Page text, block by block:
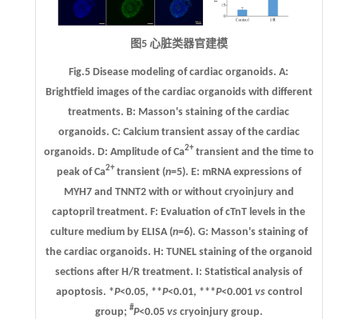
图5 心脏类器官建模
Fig.5 Disease modeling of cardiac organoids.A:
Brightfield images of the cardiac organoids with different
treatments.B: Masson's staining of the cardiac
organoids. C: Calcium transient assay of the cardiac
organoids. D: Amplitude of Ca2+transient and the time to
peak of Ca2+transient (n=5). E: mRNA expressions of
MYH7 and TNNT2 with or without cryoinjury and
captopril treatment.F: Evaluation of cTnT levels in the
culture medium by ELISA (n=6). G: Masson's staining of
the cardiac organoids. H: TUNEL staining of the organoid
sections after H/R treatment. I: Statistical analysis of
apoptosis. *P<0.05, **P<0.01, ***P<0.001 vscontrol
group; #P<0.05 vscryoinjury group.